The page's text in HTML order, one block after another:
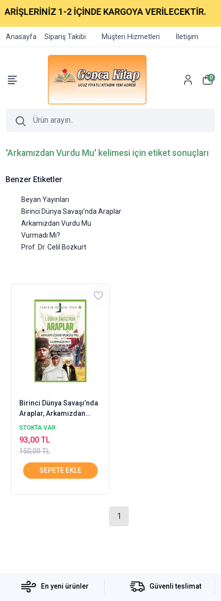
1-2 İÇİNDE KARGOYA VERİLECEKTİR.
Anasayfa Sipariş Takibi Müşteri Hizmetleri İletişim
0
'Arkamızdan Vurdu Mu' kelimesi için etiket sonuçları
Benzer Etiketler
Beyan Yayınları
Birinci Dünya Savaşı’nda Araplar
Arkamızdan Vurdu Mu
Vurmadı Mı?
Prof. Dr. Celil Bozkurt
Birinci Dünya Savaşı’nda
Araplar, Arkamızdan
Vurdu mu, Vurmadı mı?
STOKTA VAR
150,00 TL
93,00 TL
1
En yeni ürünler Güvenli teslimat